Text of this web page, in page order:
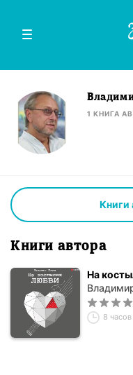
1 КНИГА
Книги
Книги автора
На
8